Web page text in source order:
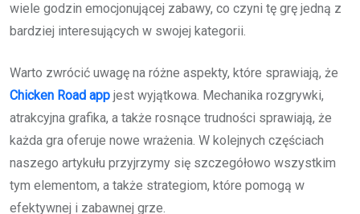
wiele godzin emocjonującej zabawy, co czyni tę grę jedną z
bardziej interesujących w swojej kategorii.
Warto zwrócić uwagę na różne aspekty, które sprawiają, że
Chicken Road app jest wyjątkowa. Mechanika rozgrywki,
atrakcyjna grafika, a także rosnące trudności sprawiają, że
każda gra oferuje nowe wrażenia. W kolejnych częściach
naszego artykułu przyjrzymy się szczegółowo wszystkim
tym elementom, a także strategiom, które pomogą w
efektywnej i zabawnej grze.